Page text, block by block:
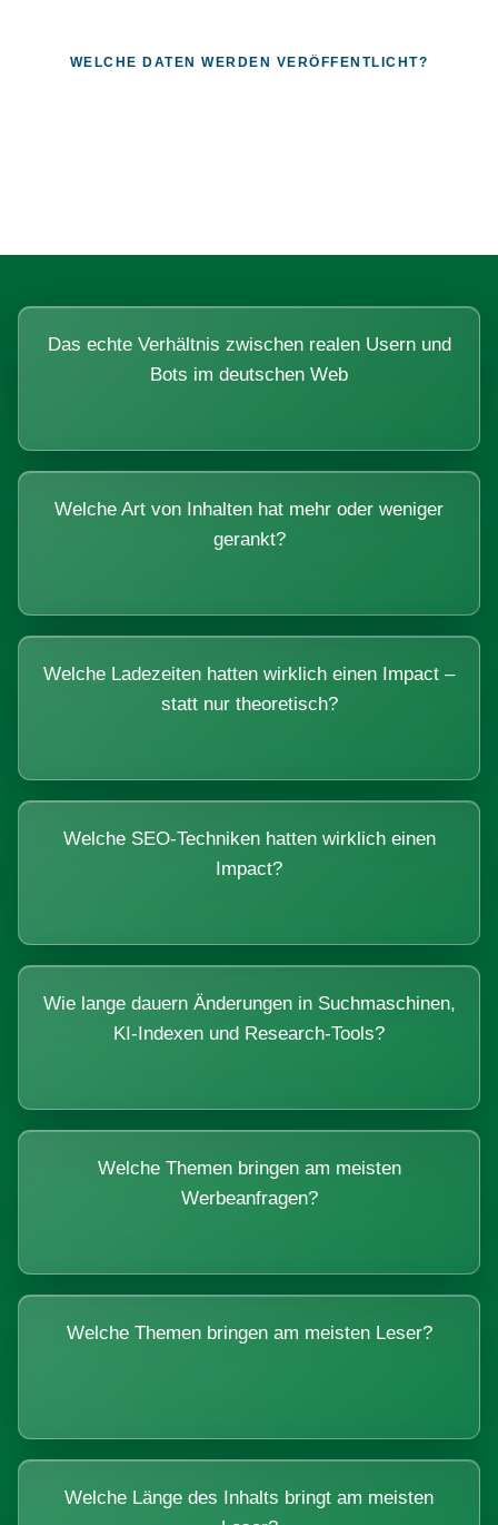
WELCHE DATEN WERDEN VERÖFFENTLICHT?
Das echte Verhältnis zwischen realen Usern und
Bots im deutschen Web
Welche Art von Inhalten hat mehr oder weniger
gerankt?
Welche Ladezeiten hatten wirklich einen Impact –
statt nur theoretisch?
Welche SEO-Techniken hatten wirklich einen
Impact?
Wie lange dauern Änderungen in Suchmaschinen,
KI-Indexen und Research-Tools?
Welche Themen bringen am meisten
Werbeanfragen?
Welche Themen bringen am meisten Leser?
Welche Länge des Inhalts bringt am meisten